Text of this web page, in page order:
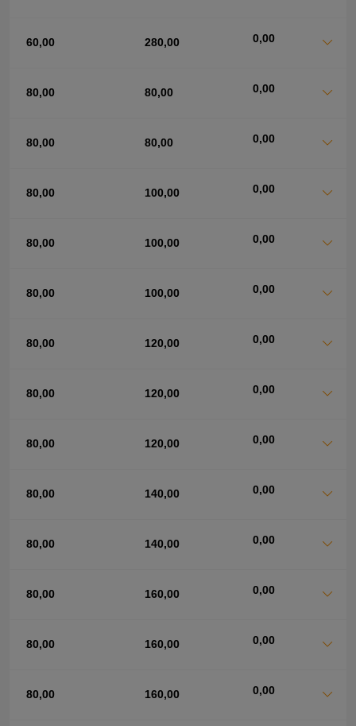
60,00 280,00 0,00
80,00 80,00 0,00
80,00 80,00 0,00
80,00 100,00 0,00
80,00 100,00 0,00
80,00 100,00 0,00
80,00 120,00 0,00
80,00 120,00 0,00
80,00 120,00 0,00
80,00 140,00 0,00
80,00 140,00 0,00
80,00 160,00 0,00
80,00 160,00 0,00
80,00 160,00 0,00